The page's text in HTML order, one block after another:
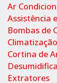
Ar
Assistência
Bombas de
Climatização
Cortina de
Extratores